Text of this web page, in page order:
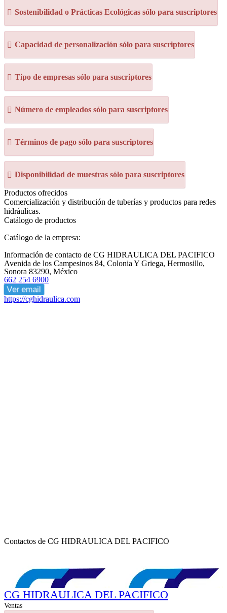
Sostenibilidad o Prácticas Ecológicas sólo para suscriptores
Capacidad de personalización sólo para suscriptores
Tipo de empresas sólo para suscriptores
Número de empleados sólo para suscriptores
Términos de pago sólo para suscriptores
Disponibilidad de muestras sólo para suscriptores
Productos ofrecidos
Comercialización y distribución de tuberías y productos para redes
hidráulicas.
Catálogo de productos
Catálogo de la empresa:
Información de contacto de CG HIDRAULICA DEL PACIFICO
Avenida de los Campesinos 84, Colonia Y Griega, Hermosillo,
Sonora 83290, México
662 254 6900
Ver email
https://cghidraulica.com
Contactos de CG HIDRAULICA DEL PACIFICO
CG HIDRAULICA DEL PACIFICO
Ventas